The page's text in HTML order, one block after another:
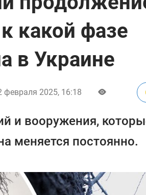
какой фазе
в Украине
февраля 2025, 16:18
и вооружения,
меняется постоянно.